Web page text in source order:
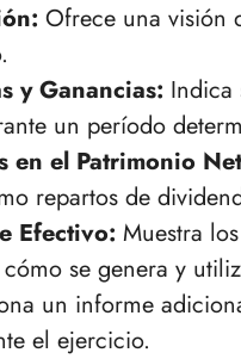
Ofrece una visión
y Ganancias: Indica
un período
en el Patrimonio
repartos de
Efectivo: Muestra
se genera y
un informe
el ejercicio.